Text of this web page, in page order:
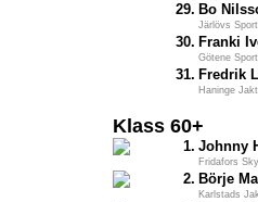
29. Bo
Järlövs
30. Franki
Götene
31. Fredrik
Haninge
Klass 60+
1. Johnny
Fridafors
2. Börje
Karlstads